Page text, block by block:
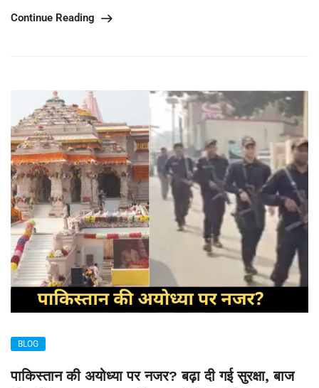
Continue Reading
BLOG
पाकिस्तान की अयोध्या पर नजर? बढ़ा दी गई सुरक्षा, बाज